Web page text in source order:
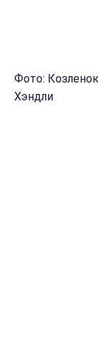
Фото:
Хэндли